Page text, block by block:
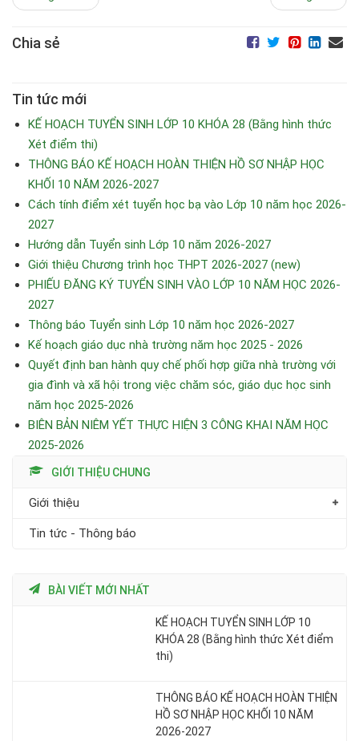
Chia sẻ
Tin tức mới
KẾ HOẠCH TUYỂN SINH LỚP 10 KHÓA 28 (Bằng hình thức
Xét điểm thi)
THÔNG BÁO KẾ HOẠCH HOÀN THIỆN HỒ SƠ NHẬP HỌC
KHỐI 10 NĂM 2026-2027
Cách tính điểm xét tuyển học bạ vào Lớp 10 năm học 2026-
2027
Hướng dẫn Tuyển sinh Lớp 10 năm 2026-2027
Giới thiệu Chương trình học THPT 2026-2027 (new)
PHIẾU ĐĂNG KÝ TUYỂN SINH VÀO LỚP 10 NĂM HỌC 2026-
2027
Thông báo Tuyển sinh Lớp 10 năm học 2026-2027
Kế hoạch giáo dục nhà trường năm học 2025 - 2026
Quyết định ban hành quy chế phối hợp giữa nhà trường với
gia đình và xã hội trong việc chăm sóc, giáo dục học sinh
năm học 2025-2026
BIÊN BẢN NIÊM YẾT THỰC HIỆN 3 CÔNG KHAI NĂM HỌC
2025-2026
GIỚI THIỆU CHUNG
Giới thiệu
Tin tức - Thông báo
BÀI VIẾT MỚI NHẤT
KẾ HOẠCH TUYỂN SINH LỚP 10
KHÓA 28 (Bằng hình thức Xét điểm
thi)
THÔNG BÁO KẾ HOẠCH HOÀN THIỆN
HỒ SƠ NHẬP HỌC KHỐI 10 NĂM
2026-2027